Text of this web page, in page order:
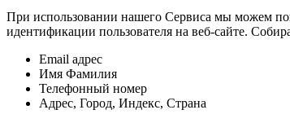
При использовании нашего Сервиса мы можем
идентификации пользователя на веб-сайте.
Email адрес
Имя Фамилия
Телефонный номер
Адрес, Город, Индекс, Страна